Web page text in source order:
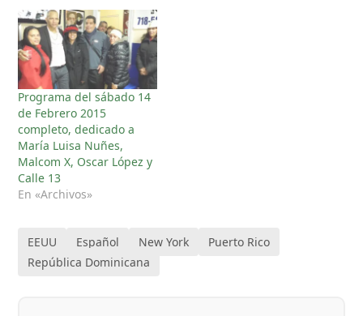
Programa del sábado 14
de Febrero 2015
completo, dedicado a
María Luisa Nuñes,
Malcom X, Oscar López y
Calle 13
En «Archivos»
EEUU Español New York
Puerto Rico
República Dominicana